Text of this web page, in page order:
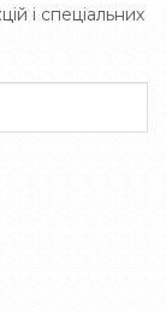
і спеціальних